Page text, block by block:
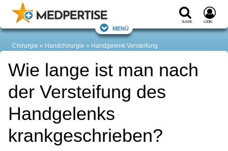
Suche Login
Menü
Chirurgie Handchirurgie Handgelenk Versteifung
Wie lange ist man nach
der Versteifung des
Handgelenks
krankgeschrieben?